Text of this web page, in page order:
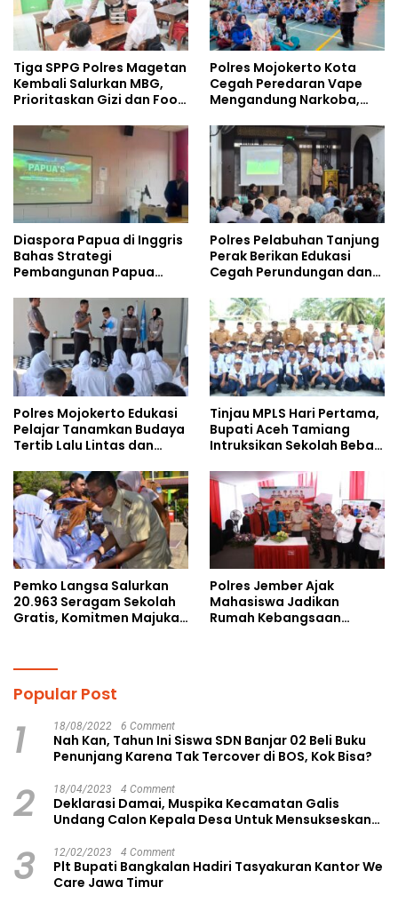
Tiga SPPG Polres Magetan
Kembali Salurkan MBG,
Prioritaskan Gizi dan Food
Polres Mojokerto Kota
Cegah Peredaran Vape
Mengandung Narkoba,
Kalangan Remaja
Diaspora Papua di Inggris
Bahas Strategi
Pembangunan Papua
Doktoral Internasional
Polres Pelabuhan Tanjung
Perak Berikan Edukasi
Cegah Perundungan dan
kepada Pelajar MPLS
Polres Mojokerto Edukasi
Pelajar Tanamkan Budaya
Tertib Lalu Lintas dan
Tinjau MPLS Hari Pertama,
Bupati Aceh Tamiang
Intruksikan Sekolah Bebas
Pemko Langsa Salurkan
20.963 Seragam Sekolah
Gratis, Komitmen Majukan
Polres Jember Ajak
Mahasiswa Jadikan
Rumah Kebangsaan
Popular Post
1 18/08/2022 6 Comment
Nah Kan, Tahun Ini Siswa SDN Banjar 02 Beli Buku
Penunjang Karena Tak Tercover di BOS, Kok Bisa?
2 18/04/2023 4 Comment
Deklarasi Damai, Muspika Kecamatan Galis
Undang Calon Kepala Desa Untuk Mensukseskan
3 12/02/2023 4 Comment
Plt Bupati Bangkalan Hadiri Tasyakuran Kantor We
Care Jawa Timur